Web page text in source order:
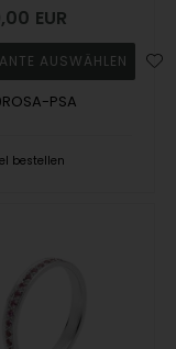
EUR
PSA
bestellen